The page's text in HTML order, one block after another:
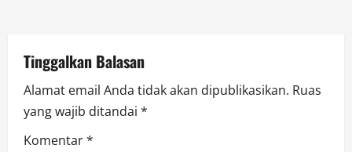
o
n
Tinggalkan Balasan
Alamat email Anda tidak akan dipublikasikan. Ruas
yang wajib ditandai *
Komentar*